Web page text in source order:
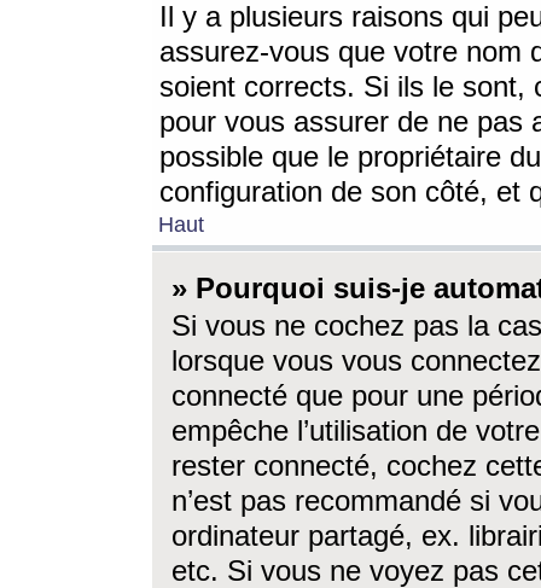
Il y a plusieurs raisons qui
assurez-vous que votre nom
soient corrects. Si ils le sont,
pour vous assurer de ne pas
possible que le propriétaire
configuration de son côté, et
Haut
» Pourquoi suis-je
Si vous ne cochez pas la
lorsque vous vous
connecté que pour une
empêche l’utilisation de
rester connecté, cochez
n’est pas recommandé si
ordinateur partagé, ex.
etc. Si vous ne voyez pas